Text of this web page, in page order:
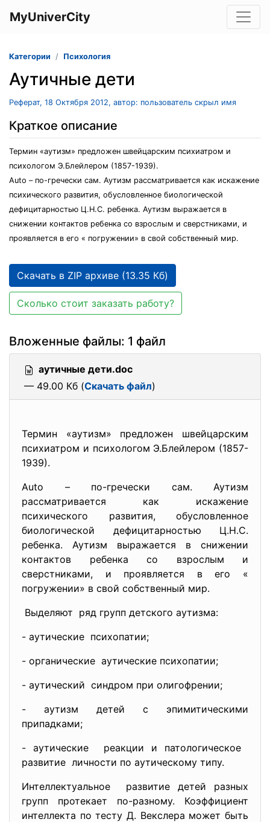
MyUniverCity
Категории Психология
Аутичные дети
Реферат, 18 Октября 2012, автор: пользователь скрыл имя
Краткое описание
Термин «аутизм» предложен швейцарским психиатром и
психологом Э.Блейлером (1857-1939).
Auto – по-гречески сам. Аутизм рассматривается как искажение
психического развития, обусловленное биологической
дефицитарностью Ц.Н.С. ребенка. Аутизм выражается в
снижении контактов ребенка со взрослым и сверстниками, и
проявляется в его « погружении» в свой собственный мир.
Скачать в ZIP архиве (13.35 Кб)
Сколько стоит заказать работу?
Вложенные файлы: 1 файл
аутичные дети.doc
— 49.00 Кб (Скачать файл)
Термин «аутизм» предложен швейцарским
психиатром и психологом Э.Блейлером (1857-
1939).
Auto – по-гречески сам. Аутизм
рассматривается как искажение
психического развития, обусловленное
биологической дефицитарностью Ц.Н.С.
ребенка. Аутизм выражается в снижении
контактов ребенка со взрослым и
сверстниками, и проявляется в его «
погружении» в свой собственный мир.
Выделяют ряд групп детского аутизма:
- аутические психопатии;
- органические аутические психопатии;
- аутический синдром при олигофрении;
- аутизм детей с эпимитическими
припадками;
- аутические реакции и патологическое
развитие личности по аутическому типу.
Интеллектуальное развитие детей разных
групп протекает по-разному. Коэффициент
интеллекта по тесту Д. Векслера может быть